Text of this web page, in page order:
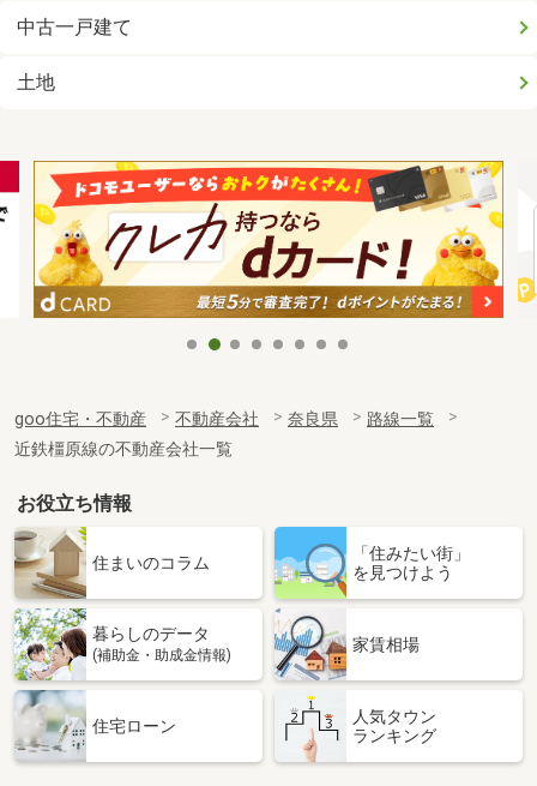
中古一戸建て
土地
goo住宅・不動産 不動産会社 奈良県
路線一覧
近鉄橿原線の不動産会社一覧
お役立ち情報
住まいのコラム
「住みたい街」
を見つけよう
暮らしのデータ
(補助金・助成金情報)
家賃相場
住宅ローン
人気タウン
ランキング